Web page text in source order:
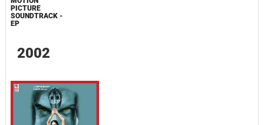
PICTURE
SOUNDTRACK -
EP
2002